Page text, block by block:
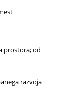
prostora; od
razvoja